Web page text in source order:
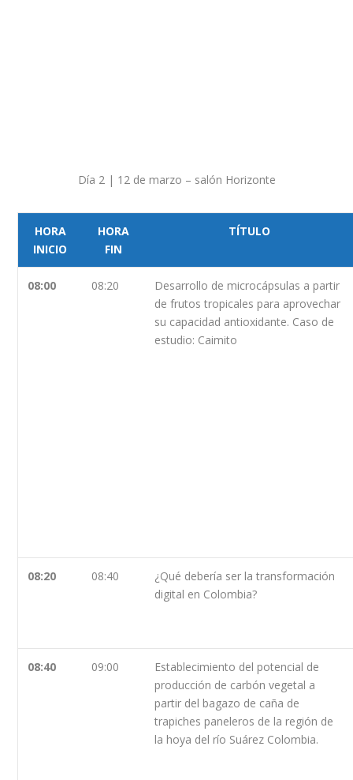
Día 2 | 12 de marzo – salón Horizonte
HORA
INICIO
HORA
FIN
TÍTULO
08:00 08:20
Desarrollo de microcápsulas a partir
de frutos tropicales para aprovechar
su capacidad antioxidante. Caso de
estudio: Caimito
08:20 08:40
¿Qué debería ser la transformación
digital en Colombia?
08:40 09:00
Establecimiento del potencial de
producción de carbón vegetal a
partir del bagazo de caña de
trapiches paneleros de la región de
la hoya del río Suárez Colombia.